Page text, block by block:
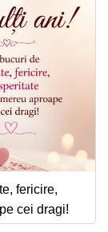
fericire,
cei dragi!